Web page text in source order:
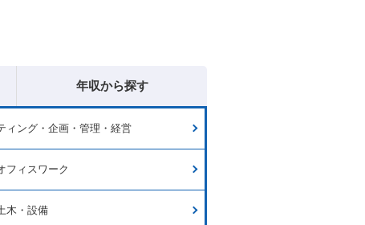
年収から探す
ィング・企画・管理・経営
フィスワーク
木・設備